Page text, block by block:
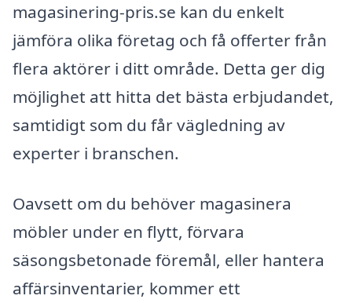
magasinering-pris.se kan du enkelt
jämföra olika företag och få offerter från
flera aktörer i ditt område. Detta ger dig
möjlighet att hitta det bästa erbjudandet,
samtidigt som du får vägledning av
experter i branschen.
Oavsett om du behöver magasinera
möbler under en flytt, förvara
säsongsbetonade föremål, eller hantera
affärsinventarier, kommer ett